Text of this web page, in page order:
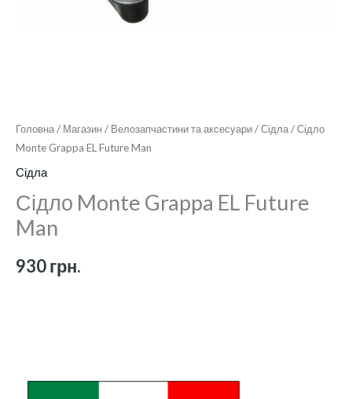
Головна/ Магазин/ Велозапчастини та аксесуари/Сідла/ Сідло
Monte Grappa EL Future Man
Сідла
Сідло Monte Grappa EL Future
Man
930грн.